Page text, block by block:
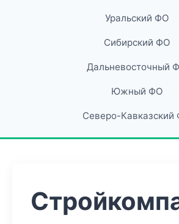
Уральский ФО
Сибирский ФО
Дальневосточный
Южный ФО
Северо-Кавказский